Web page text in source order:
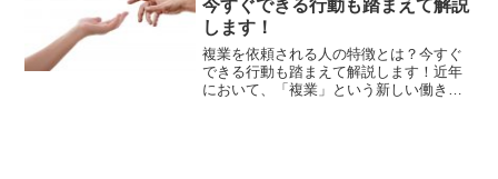
今すぐできる行動も踏まえて解説
します！
複業を依頼される人の特徴とは？今すぐ
できる行動も踏まえて解説します！近年
において、「複業」という新しい働き方